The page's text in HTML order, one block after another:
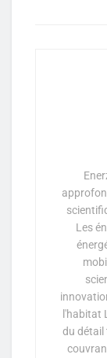
Les
l'habitat
du détail